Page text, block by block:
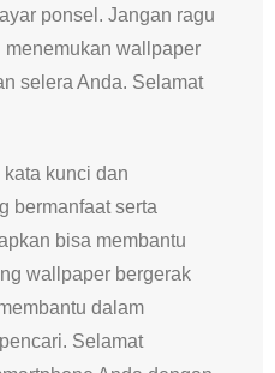
ponsel. Jangan ragu
menemukan wallpaper
selera Anda. Selamat
kunci dan
bermanfaat serta
bisa membantu
wallpaper bergerak
dalam
Selamat